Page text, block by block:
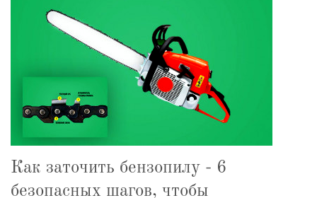
Как заточить бензопилу - 6
безопасных шагов, чтобы